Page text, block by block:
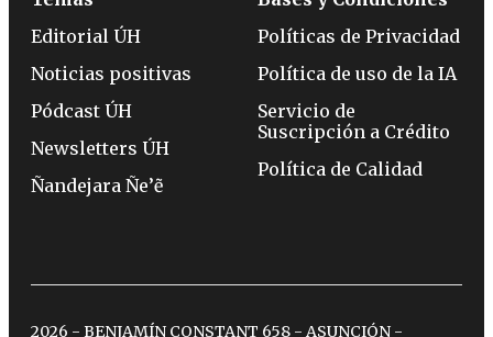
Editorial ÚH
Noticias positivas
Pódcast ÚH
Newsletters ÚH
Ñandejara Ñe’ẽ
Políticas de Privacidad
Política de uso de la IA
Servicio de
Suscripción a Crédito
Política de Calidad
2026 - BENJAMÍN CONSTANT 658 - ASUNCIÓN -